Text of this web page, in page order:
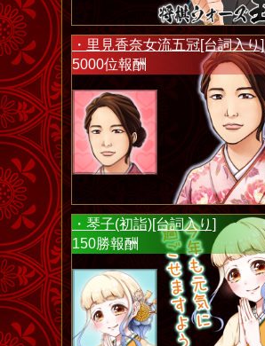
・里見香奈女流五冠[台詞入り]
5000位報酬
・琴子(初詣)[台詞入り]
150勝報酬